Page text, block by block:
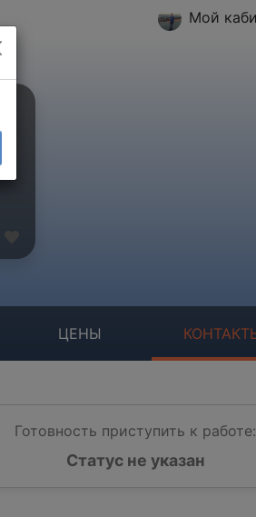
Мой
ЦЕНЫ
Готовность приступить к работе:
Статус не указан